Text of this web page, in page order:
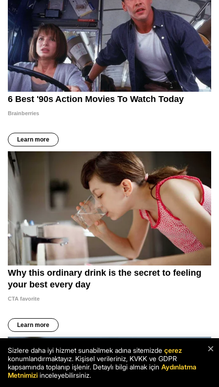
×
Sizlere daha iyi hizmet sunabilmek adına sitemizde çerez
konumlandırmaktayız. Kişisel verileriniz, KVKK ve GDPR
kapsamında toplanıp işlenir. Detaylı bilgi almak için Aydınlatma
Metnimizi inceleyebilirsiniz.